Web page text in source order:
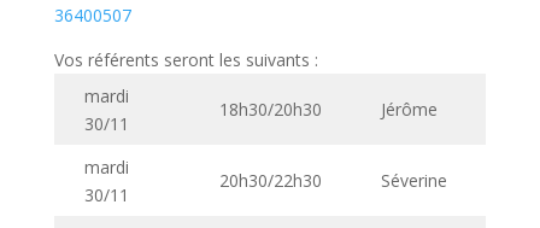
36400507
Vos référents seront les suivants :
mardi
30/11
18h30/20h30 Jérôme
mardi
30/11
20h30/22h30 Séverine